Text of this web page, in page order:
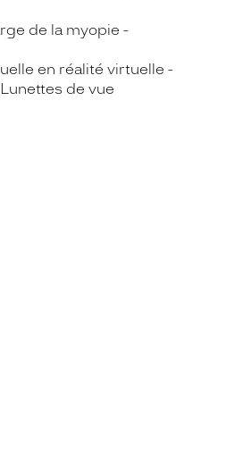
de la myopie
en réalité virtuelle
Lunettes de vue